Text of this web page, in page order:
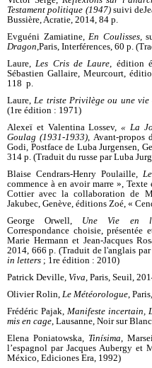
Testament politique (1947) suivi de
Bussière, Acratie, 2014, 84 p.
Evguéni Zamiatine, En Coulisses,
Dragon Paris, Interférences, 60 p.
Laure, Les Cris de Laure , édition
Sébastien Gallaire, Meurcourt,
118 p.
Laure, Le triste Privilège ou une vie
(1re édition : 1971)
Alexeï et Valentina Lossev,« La
Goulag (1931-1933) , Avant-propos
Godi, Postface de Luba Jurgensen,
314 p. (Traduit du russe par Luba
Blaise Cendrars-Henry Poulaille,
commence à en avoir marre »,
Cottier avec la collaboration de
Jakubec, Genève, éditions Zoé, «
George Orwell,
Une Vie en
Correspondance choisie, présentée
Marie Hermann et Jean-Jacques
2014, 666 p. (Traduit de l'anglais
in letters ; 1re édition : 2010)
Patrick Deville, Viva , Paris, Seuil,
Olivier Rolin, Le Météorologue ,
Frédéric Pajak, Manifeste incertain,
mis en cage , Lausanne, Noir sur
Elena Poniatowska, Tinísima ,
l’espagnol par Jacques Aubergy
México, Ediciones Era, 1992)